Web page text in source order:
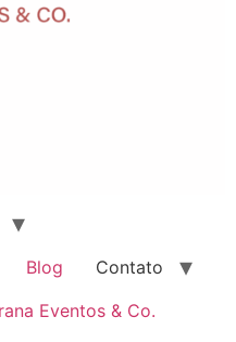
Blog
Contato
Eventos & Co.